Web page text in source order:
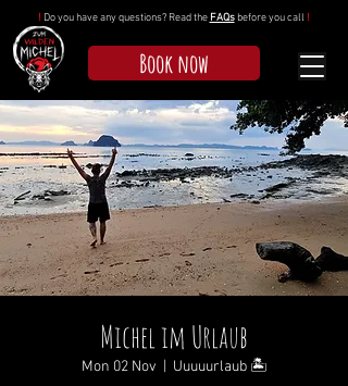
! Do you have any questions? Read the FAQsbefore you call !
Book now
Michel im Urlaub
Mon 02 Nov Uuuuurlaub 🏝